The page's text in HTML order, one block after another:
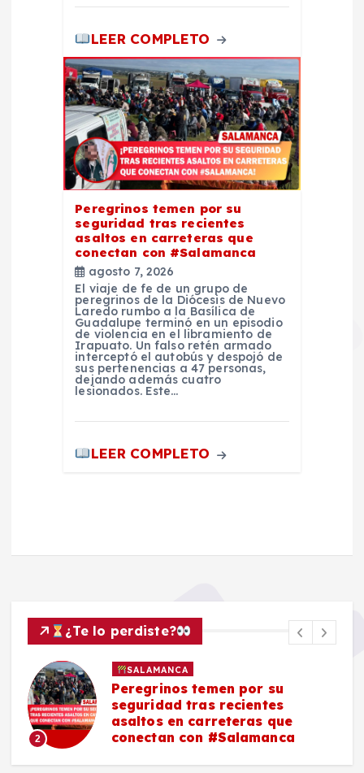
LEER COMPLETO
Peregrinos temen por su
seguridad tras recientes
asaltos en carreteras que
conectan con #Salamanca
agosto 7, 2026
El viaje de fe de un grupo de
peregrinos de la Diócesis de Nuevo
Laredo rumbo a la Basílica de
Guadalupe terminó en un episodio
de violencia en el libramiento de
Irapuato. Un falso retén armado
interceptó el autobús y despojó de
sus pertenencias a 47 personas,
dejando además cuatro
lesionados. Este…
LEER COMPLETO
¿Te lo perdiste?
2
SALAMANCA
Peregrinos temen por su
seguridad tras recientes
asaltos en carreteras que
conectan con #Salamanca